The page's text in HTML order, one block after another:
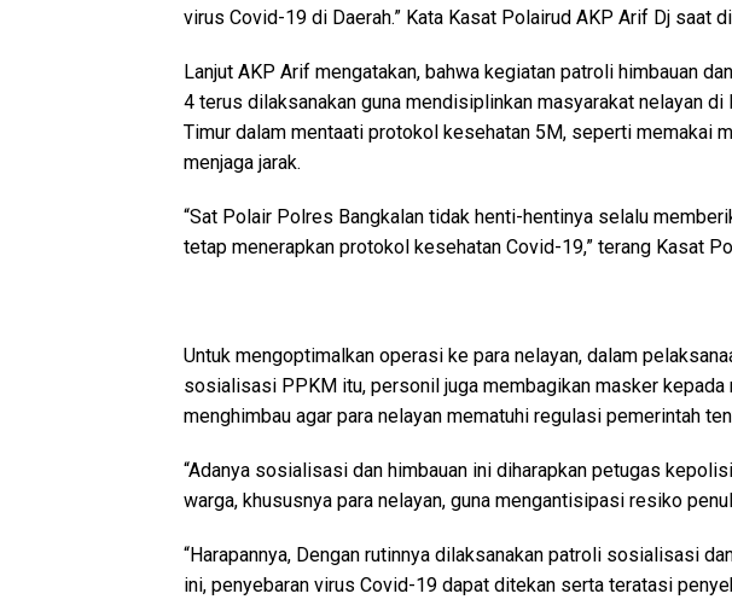
virus Covid-19 di Daerah.” Kata Kasat Polairud AKP Arif Dj saat
Lanjut AKP Arif mengatakan, bahwa kegiatan patroli himbauan
4 terus dilaksanakan guna mendisiplinkan masyarakat nelayan di
Timur dalam mentaati protokol kesehatan 5M, seperti memakai
menjaga jarak.
“Sat Polair Polres Bangkalan tidak henti-hentinya selalu
tetap menerapkan protokol kesehatan Covid-19,” terang Kasat
Untuk mengoptimalkan operasi ke para nelayan, dalam
sosialisasi PPKM itu, personil juga membagikan masker
menghimbau agar para nelayan mematuhi regulasi pemerintah
“Adanya sosialisasi dan himbauan ini diharapkan petugas
warga, khususnya para nelayan, guna mengantisipasi resiko
“Harapannya, Dengan rutinnya dilaksanakan patroli sosialisasi
ini, penyebaran virus Covid-19 dapat ditekan serta teratasi